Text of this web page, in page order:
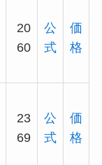
20
60
公
式
価
格
23
69
公
式
価
格